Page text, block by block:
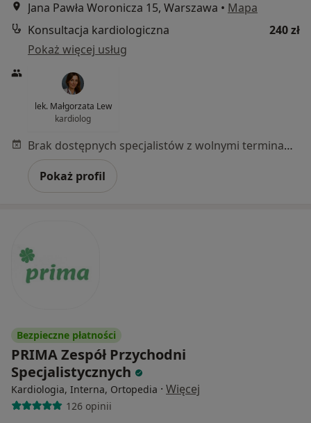
Jana Pawła Woronicza 15, Warszawa • Mapa
Konsultacja kardiologiczna
240 zł
Pokaż więcej usług
lek. Małgorzata Lew
kardiolog
Brak dostępnych specjalistów z wolnymi terminami w tym centrum medycznym.
Pokaż profil
Bezpieczne płatności
PRIMA Zespół Przychodni
Specjalistycznych
Kardiologia, Interna, Ortopedia · Więcej
126 opinii